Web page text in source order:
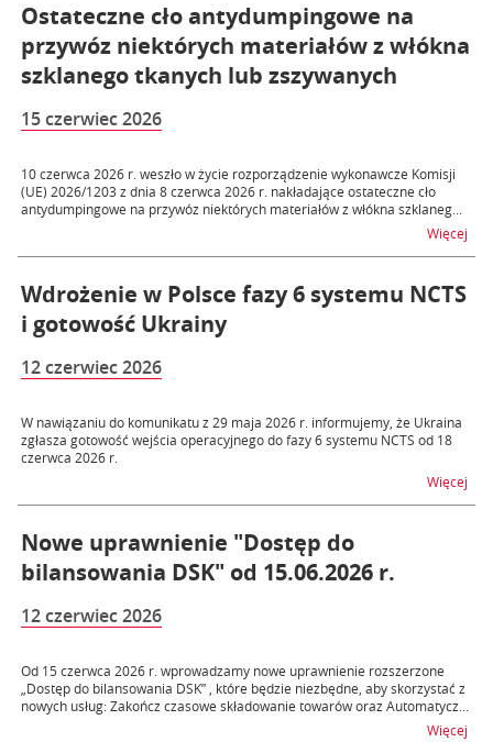
Ostateczne cło antydumpingowe na
przywóz niektórych materiałów z włókna
szklanego tkanych lub zszywanych
15 czerwiec 2026
10 czerwca 2026 r. weszło w życie rozporządzenie wykonawcze Komisji
(UE) 2026/1203 z dnia 8 czerwca 2026 r. nakładające ostateczne cło
antydumpingowe na przywóz niektórych materiałów z włókna szklaneg...
Więcej
Wdrożenie w Polsce fazy 6 systemu NCTS
i gotowość Ukrainy
12 czerwiec 2026
W nawiązaniu do komunikatu z 29 maja 2026 r. informujemy, że Ukraina
zgłasza gotowość wejścia operacyjnego do fazy 6 systemu NCTS od 18
czerwca 2026 r.
Więcej
Nowe uprawnienie "Dostęp do
bilansowania DSK" od 15.06.2026 r.
12 czerwiec 2026
Od 15 czerwca 2026 r. wprowadzamy nowe uprawnienie rozszerzone
„Dostęp do bilansowania DSK” , które będzie niezbędne, aby skorzystać z
nowych usług: Zakończ czasowe składowanie towarów oraz Automatycz...
Więcej